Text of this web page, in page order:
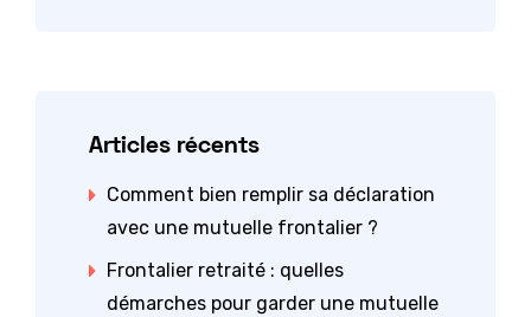
Articles récents
Comment bien remplir sa déclaration
avec une mutuelle frontalier ?
Frontalier retraité : quelles
démarches pour garder une mutuelle